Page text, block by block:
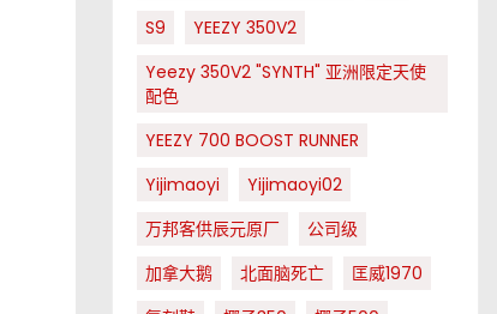
S9
YEEZY 350V2
Yeezy 350V2 "SYNTH" 亚洲限定天使
配色
YEEZY 700 BOOST RUNNER
Yijimaoyi
Yijimaoyi02
万邦客供辰元原厂
公司级
加拿大鹅
北面脑死亡
匡威1970